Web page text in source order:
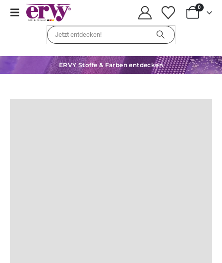
0
ERVY Stoffe & Farben entdecken